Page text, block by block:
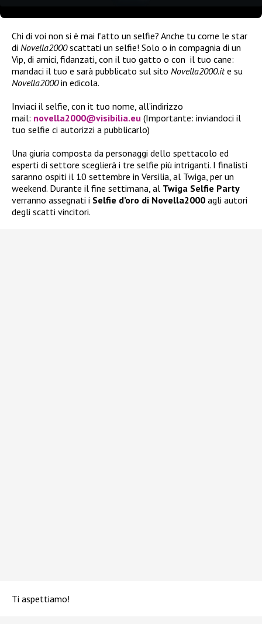
Chi di voi non si è mai fatto un selfie? Anche tu come le star
di Novella2000scattati un selfie! Solo o in compagnia di un
Vip, di amici, fidanzati, con il tuo gatto o con il tuo cane:
mandaci il tuo e sarà pubblicato sul sito Novella2000.ite su
Novella2000in edicola.
Inviaci il selfie, con it tuo nome, all’indirizzo
mail: novella2000@visibilia.eu (Importante: inviandoci il
tuo selfie ci autorizzi a pubblicarlo)
Una giuria composta da personaggi dello spettacolo ed
esperti di settore sceglierà i tre selfie più intriganti. I finalisti
saranno ospiti il 10 settembre in Versilia, al Twiga, per un
weekend. Durante il fine settimana, al Twiga Selfie Party
verranno assegnati i Selfie d’oro di Novella2000 agli autori
degli scatti vincitori.
Ti aspettiamo!